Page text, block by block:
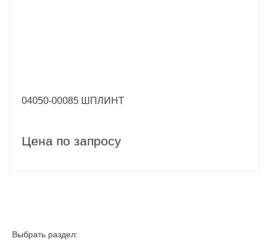
04050-00085 ШПЛИНТ
Цена по запросу
Выбрать раздел: